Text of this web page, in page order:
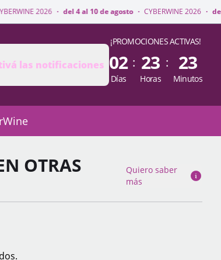
del 4 al 10 de agosto · CYBERWINE 2026 · del 4 al 10 de
las notificaciones
¡PROMOCIONES ACTIVAS!
02
Días
: 23
Horas
: 23
Minutos
OTRAS
Quiero saber
más